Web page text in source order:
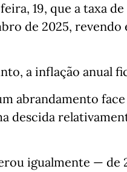
19, que a taxa
de 2025,
a inflação anual
abrandamento face
descida
igualmente — de